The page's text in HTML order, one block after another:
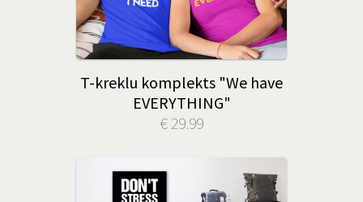
T-kreklu komplekts "We have
EVERYTHING"
€ 29.99